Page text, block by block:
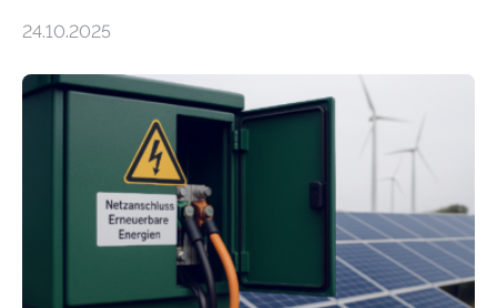
Forschungsprojekt „LAGER – Langzeitspeicherung in
Quartieren“ eingeworben. Ziel des Projekts ist die
Entwicklung, Erprobung und Demonstration von
Konzepten zur langfristigen Energiespeicherung in
sektorübergreifend vernetzten Energiesystemen. Das
Projekt startete am 15. Oktober 2025, hat eine Laufzeit
von drei Jahren und ein Gesamtvolumen von rund 2,9
Millionen Euro, wovon 2,6 Millionen Euro durch das
Ministerium für Umwelt, Klima und…
24.10.2025